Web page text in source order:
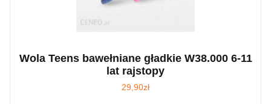
Wola Teens bawełniane gładkie W38.000 6-11
lat rajstopy
29,90zł